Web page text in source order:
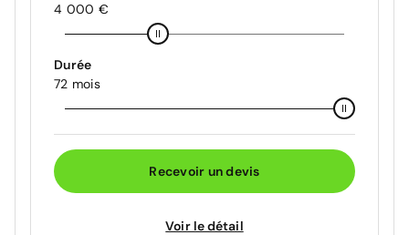
4 000 €
Durée
72 mois
Recevoir un devis
Voir le détail